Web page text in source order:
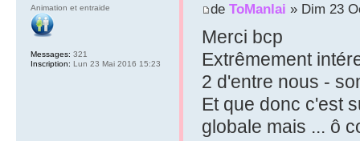
de ToManlai » Dim 23
Merci bcp
Extrêmement
2 d'entre nous -
Et que donc c'est
globale mais ... ô
Animation et entraide
Messages: 321
Inscription: Lun 23 Mai 2016 15:23